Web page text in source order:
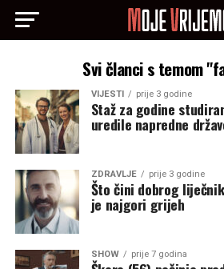
Svi članci s temom
VIJESTI prije 3 godine
Staž za godine
uredile napredne
ZDRAVLJE prije 3 godine
Što čini dobrog
je najgori grijeh
SHOW prije 7 godina